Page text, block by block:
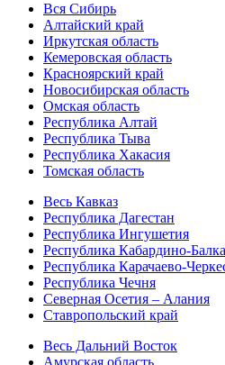
Вся Сибирь
Алтайский край
Иркутская область
Кемеровская область
Красноярский край
Новосибирская область
Омская область
Республика Алтай
Республика Тыва
Республика Хакасия
Томская область
Весь Кавказ
Республика Дагестан
Республика Ингушетия
Республика Кабардино-
Республика Карачаево-
Республика Чечня
Северная Осетия – Алания
Ставропольский край
Весь Дальний Восток
Амурская область